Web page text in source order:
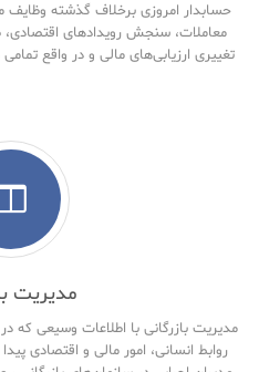
حسابدار امروزی برخلاف گذشته وظایف
معاملات، سنجش رویدادهای
تغییری ارزیابی‌های مالی و در واقع
مدیریت
مدیریت بازرگانی با اطلاعات وسیعی که در
روابط انسانی، امور مالی و اقتصادی